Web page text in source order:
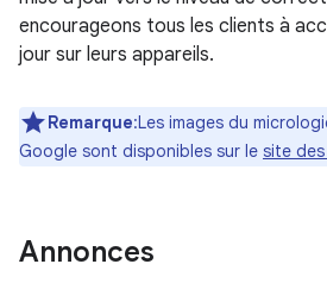
encourageons tous les clients à
jour sur leurs appareils.
Remarque:Les images du
Google sont disponibles sur le site
Annonces